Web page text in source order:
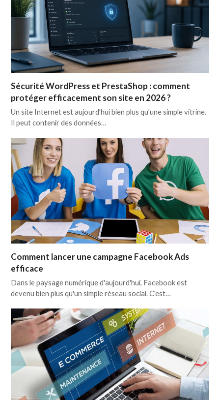
Sécurité WordPress et PrestaShop : comment
protéger efficacement son site en 2026 ?
Un site Internet est aujourd’hui bien plus qu’une simple vitrine.
Il peut contenir des données…
Comment lancer une campagne Facebook Ads
efficace
Dans le paysage numérique d'aujourd'hui, Facebook est
devenu bien plus qu'un simple réseau social. C'est…